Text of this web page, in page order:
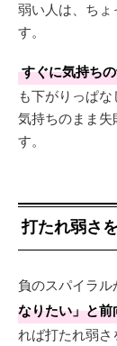
弱い人は、ちょ
す。
すぐに気持ち
も下がりっぱ
気持ちのまま失
す。
打たれ弱さ
負のスパイラ
なりたい」と
れば打たれ弱